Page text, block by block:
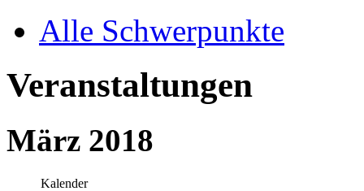
Alle Schwerpunkte
Veranstaltungen
März 2018
Kalender